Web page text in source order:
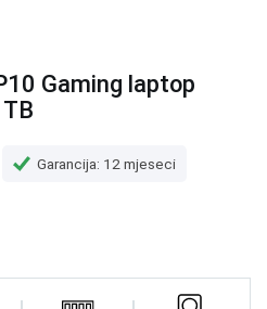
Gaming laptop
Garancija: 12 mjeseci